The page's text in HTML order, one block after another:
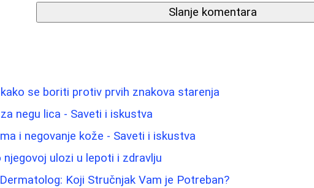
Slanje komentara
se boriti protiv prvih znakova starenja
negu lica - Saveti i iskustva
i negovanje kože - Saveti i iskustva
njegovoj ulozi u lepoti i zdravlju
Koji Stručnjak Vam je Potreban?